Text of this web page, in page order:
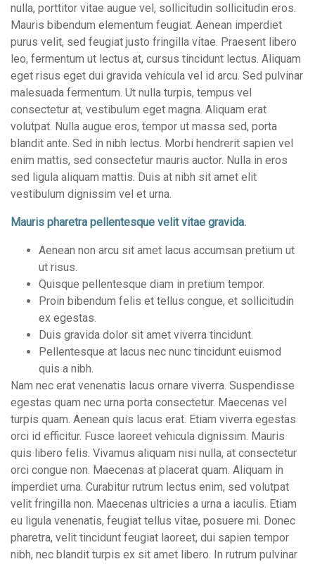
nulla, porttitor vitae augue vel, sollicitudin sollicitudin eros.
Mauris bibendum elementum feugiat. Aenean imperdiet
purus velit, sed feugiat justo fringilla vitae. Praesent libero
leo, fermentum ut lectus at, cursus tincidunt lectus. Aliquam
eget risus eget dui gravida vehicula vel id arcu. Sed pulvinar
malesuada fermentum. Ut nulla turpis, tempus vel
consectetur at, vestibulum eget magna. Aliquam erat
volutpat. Nulla augue eros, tempor ut massa sed, porta
blandit ante. Sed in nibh lectus. Morbi hendrerit sapien vel
enim mattis, sed consectetur mauris auctor. Nulla in eros
sed ligula aliquam mattis. Duis at nibh sit amet elit
vestibulum dignissim vel et urna.
Mauris pharetra pellentesque velit vitae gravida.
Aenean non arcu sit amet lacus accumsan pretium ut
ut risus.
Quisque pellentesque diam in pretium tempor.
Proin bibendum felis et tellus congue, et sollicitudin
ex egestas.
Duis gravida dolor sit amet viverra tincidunt.
Pellentesque at lacus nec nunc tincidunt euismod
quis a nibh.
Nam nec erat venenatis lacus ornare viverra. Suspendisse
egestas quam nec urna porta consectetur. Maecenas vel
turpis quam. Aenean quis lacus erat. Etiam viverra egestas
orci id efficitur. Fusce laoreet vehicula dignissim. Mauris
quis libero felis. Vivamus aliquam nisi nulla, at consectetur
orci congue non. Maecenas at placerat quam. Aliquam in
imperdiet urna. Curabitur rutrum lectus enim, sed volutpat
velit fringilla non. Maecenas ultricies a urna a iaculis. Etiam
eu ligula venenatis, feugiat tellus vitae, posuere mi. Donec
pharetra, velit tincidunt feugiat laoreet, dui sapien tempor
nibh, nec blandit turpis ex sit amet libero. In rutrum pulvinar